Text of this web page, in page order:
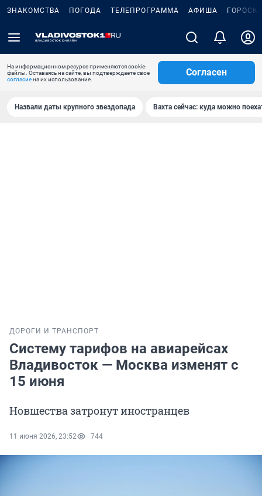
ЗНАКОМСТВА ПОГОДА ТЕЛЕПРОГРАММА АФИША
На информационном ресурсе применяются cookie-
файлы. Оставаясь на сайте, вы подтверждаете свое
согласиена их использование.
Согласен
Назвали даты крупного звездопада Вахта сейчас: куда можно
ДОРОГИ И ТРАНСПОРТ
Систему тарифов на авиарейсах
Владивосток — Москва изменят с
15 июня
Новшества затронут иностранцев
11 июня 2026, 23:52 744